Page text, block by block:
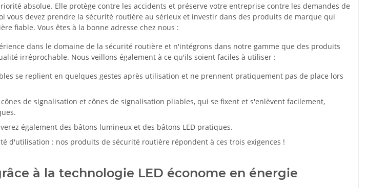
absolue. Elle protège contre les accidents et préserve votre entreprise contre les demandes de
vous devez prendre la sécurité routière au sérieux et investir dans des produits de marque qui
fiable. Vous êtes à la bonne adresse chez nous :
dans le domaine de la sécurité routière et n'intégrons dans notre gamme que des produits
irréprochable. Nous veillons également à ce qu'ils soient faciles à utiliser :
se replient en quelques gestes après utilisation et ne prennent pratiquement pas de place lors
de signalisation et cônes de signalisation pliables, qui se fixent et s'enlèvent facilement,
également des bâtons lumineux et des bâtons LED pratiques.
d'utilisation : nos produits de sécurité routière répondent à ces trois exigences !
à la technologie LED économe en énergie